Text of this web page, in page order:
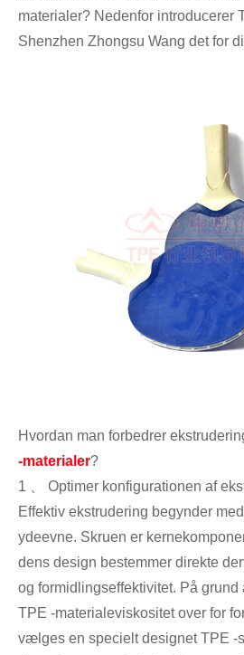
materialer? Nedenfor introducerer
Shenzhen Zhongsu Wang det for
Hvordan man forbedrer
-materialer?
1 、 Optimer konfigurationen af
Effektiv ekstrudering begynder
ydeevne. Skruen er
dens design bestemmer direkte
og formidlingseffektivitet. På grund
TPE -materialeviskositet over for
vælges en specielt designet TPE -